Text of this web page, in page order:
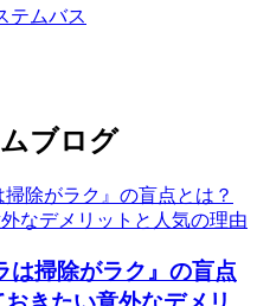
テムバス
ブログ
は掃除がラク』の盲点